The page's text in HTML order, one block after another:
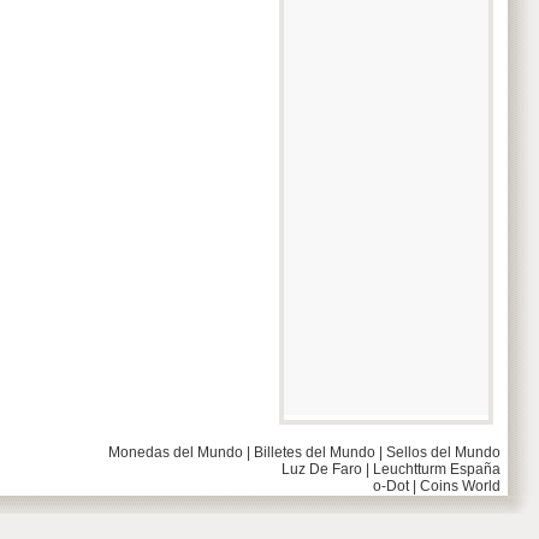
Monedas del Mundo Billetes del Mundo
Sellos del Mundo
Luz De Faro
Leuchtturm España
o-Dot| Coins World